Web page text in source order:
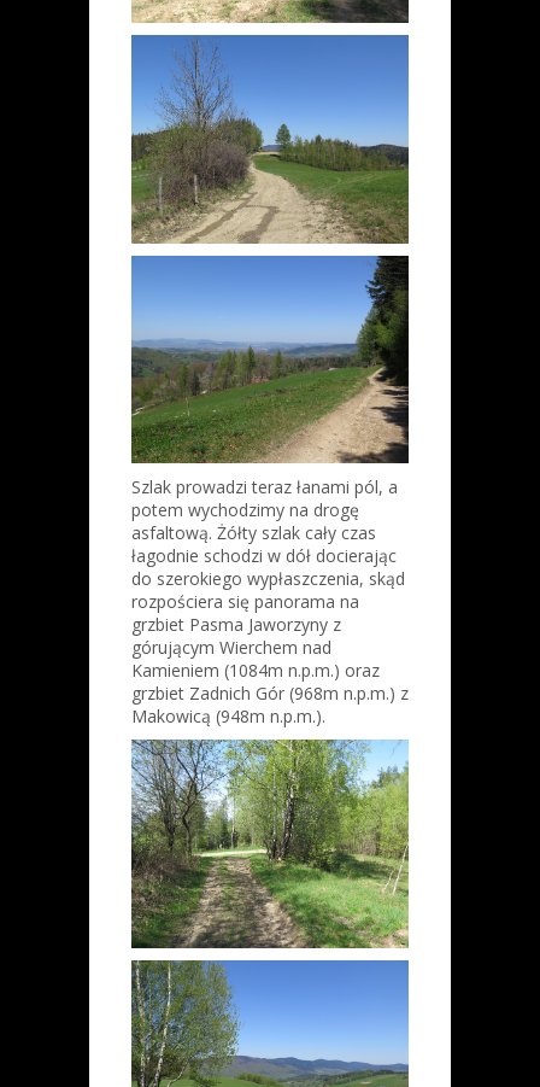
Szlak prowadzi teraz łanami pól, a
potem wychodzimy na drogę
asfaltową. Żółty szlak cały czas
łagodnie schodzi w dół docierając
do szerokiego wypłaszczenia, skąd
rozpościera się panorama na
grzbiet Pasma Jaworzyny z
górującym Wierchem nad
Kamieniem (1084m n.p.m.) oraz
grzbiet Zadnich Gór (968m n.p.m.) z
Makowicą (948m n.p.m.).